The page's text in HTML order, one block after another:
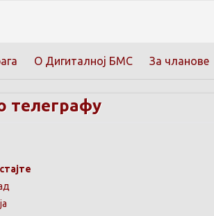
О Дигиталној БМС За чланове
телеграфу